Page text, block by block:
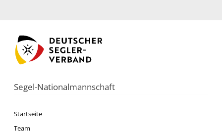
Segel-Nationalmannschaft
Startseite
Team